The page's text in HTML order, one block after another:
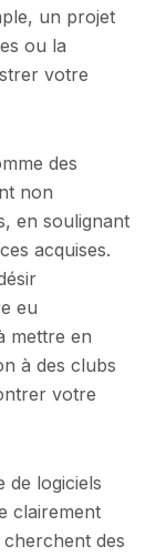
un projet
ou la
votre
des
non
en soulignant
acquises.
eu
mettre en
à des clubs
votre
de logiciels
clairement
des